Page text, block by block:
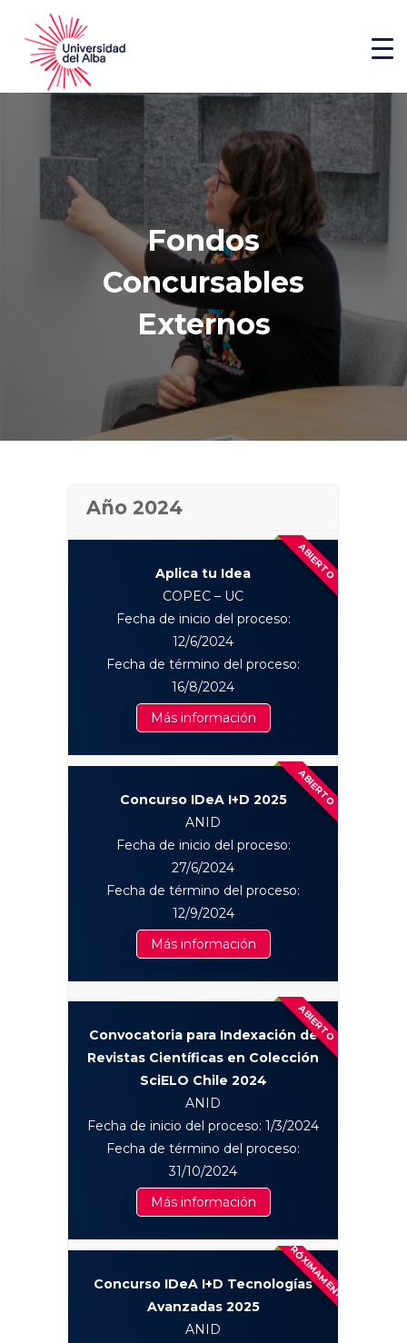
Fondos
Concursables
Externos
Año 2024
ABIERTO
Aplica tu Idea
COPEC – UC
Fecha de inicio del proceso:
12/6/2024
Fecha de término del proceso:
16/8/2024
Más información
ABIERTO
Concurso IDeA I+D 2025
ANID
Fecha de inicio del proceso:
27/6/2024
Fecha de término del proceso:
12/9/2024
Más información
ABIERTO
Convocatoria para Indexación de
Revistas Científicas en Colección
SciELO Chile 2024
ANID
Fecha de inicio del proceso: 1/3/2024
Fecha de término del proceso:
31/10/2024
Más información
PRÓXIMAMENTE
Concurso IDeA I+D Tecnologías
Avanzadas 2025
ANID